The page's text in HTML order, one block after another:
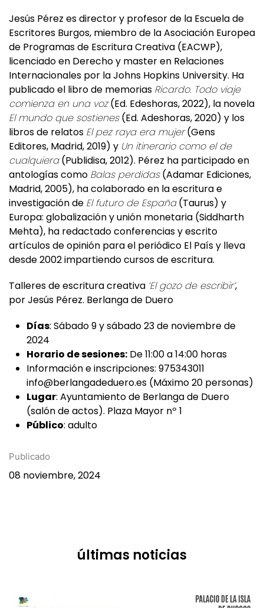
Jesús Pérez es director y profesor de la Escuela de
Escritores Burgos, miembro de la Asociación Europea
de Programas de Escritura Creativa (EACWP),
licenciado en Derecho y master en Relaciones
Internacionales por la Johns Hopkins University. Ha
publicado el libro de memorias Ricardo. Todo viaje
comienza en una voz(Ed. Edeshoras, 2022), la novela
El mundo que sostienes(Ed. Adeshoras, 2020) y los
libros de relatos El pez raya era mujer(Gens
Editores, Madrid, 2019) y Un itinerario como el de
cualquiera(Publidisa, 2012). Pérez ha participado en
antologías como Balas perdidas(Adamar Ediciones,
Madrid, 2005), ha colaborado en la escritura e
investigación de El futuro de España(Taurus) y
Europa: globalización y unión monetaria (Siddharth
Mehta), ha redactado conferencias y escrito
artículos de opinión para el periódico El País y lleva
desde 2002 impartiendo cursos de escritura.
Talleres de escritura creativa ‘El gozo de escribir’,
por Jesús Pérez. Berlanga de Duero
Días: Sábado 9 y sábado 23 de noviembre de
2024
Horario de sesiones: De 11:00 a 14:00 horas
Información e inscripciones: 975343011
info@berlangadeduero.es (Máximo 20 personas)
Lugar: Ayuntamiento de Berlanga de Duero
(salón de actos). Plaza Mayor nº 1
Público: adulto
Publicado
08 noviembre, 2024
últimas noticias